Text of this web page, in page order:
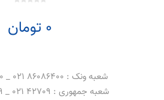
0 تومان
شعبه ونک : 86086400 021 _ 86086500 021
شعبه جمهوری : 42709 021 _ 66488069 021